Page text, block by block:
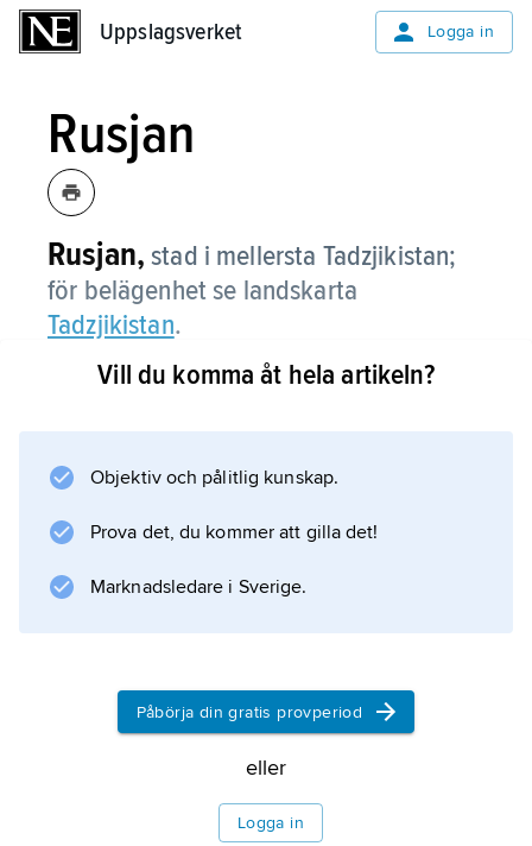
Uppslagsverket Logga in
Rusjan
Rusjan, stad i mellersta Tadzjikistan;
för belägenhet se landskarta
Tadzjikistan.
Information om artikeln
Vill du komma åt hela artikeln?
Objektiv och pålitlig kunskap.
Prova det, du kommer att gilla det!
Marknadsledare i Sverige.
Påbörja din gratis provperiod
eller
Logga in